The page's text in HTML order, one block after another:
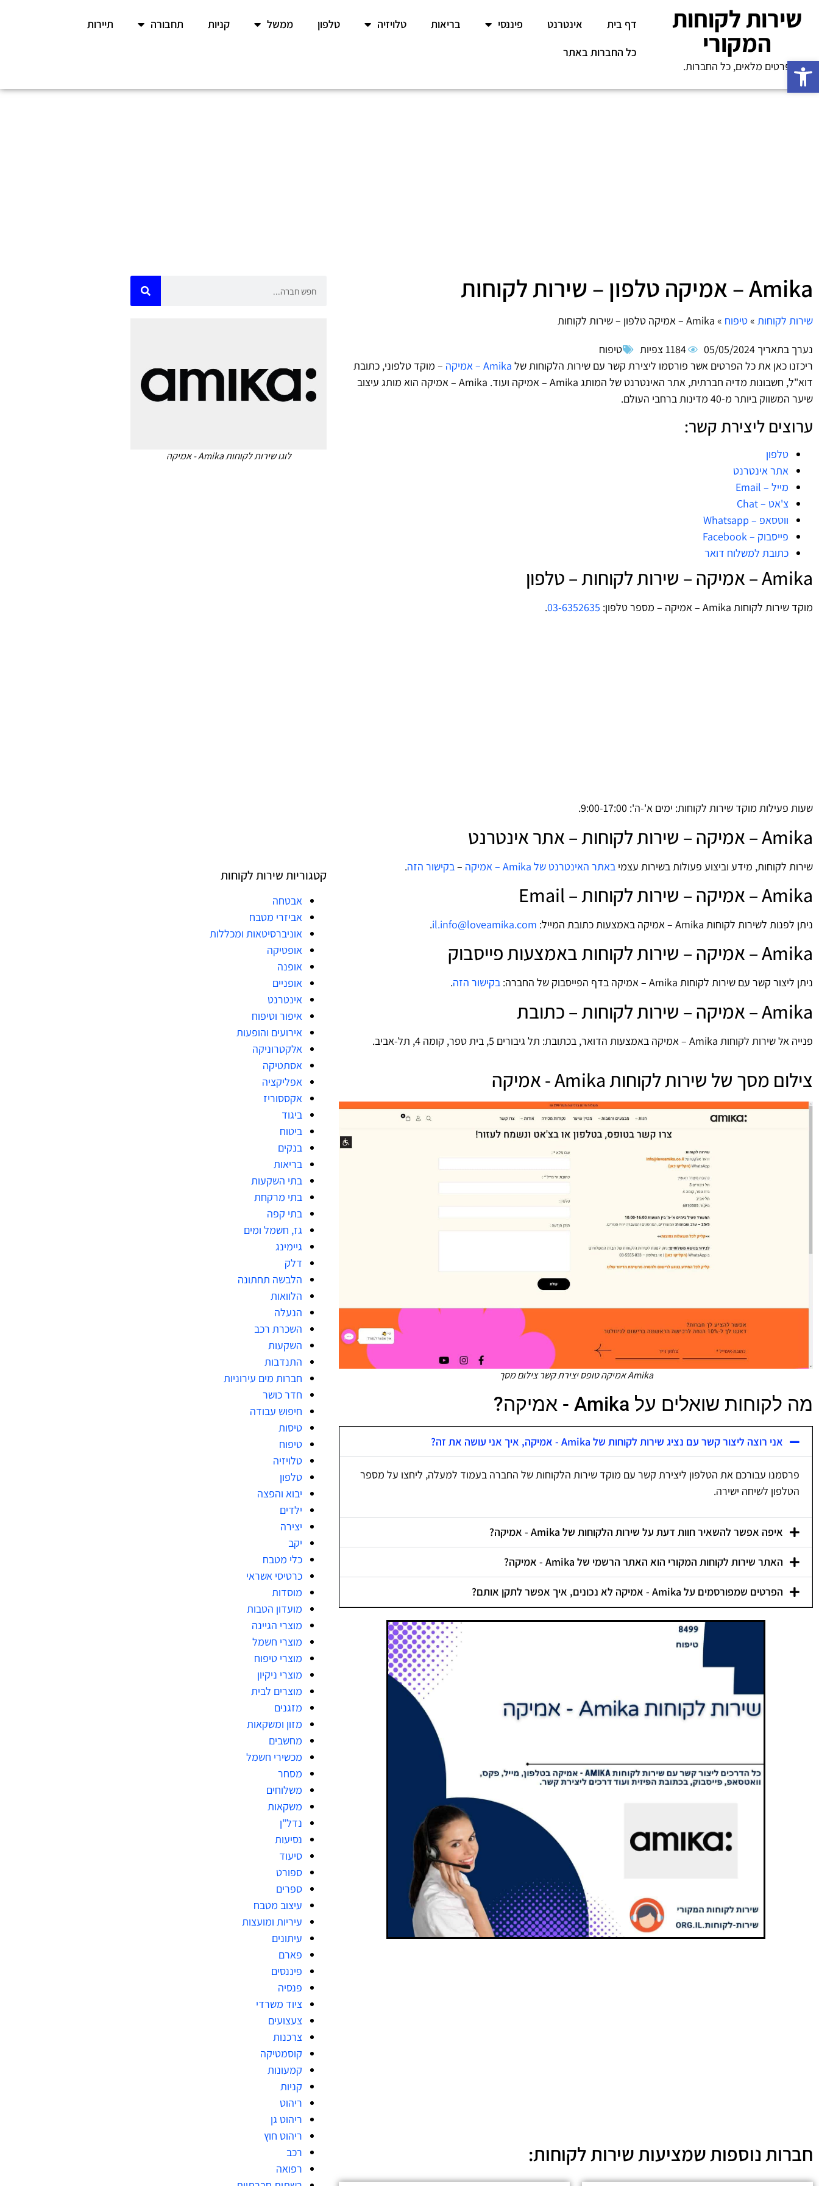
פתח סרגל נגישות
שירות לקוחות
המקורי
פרטים מלאים, כל החברות.
דף בית אינטרנט פיננסי בריאות טלויזיה טלפון ממשל קניות תחבורה
תיירות
כל החברות באתר
Amika – אמיקה טלפון – שירות לקוחות
שירות לקוחות »טיפוח »
נערך בתאריך 05/05/2024 1184 צפיות
טיפוח
ריכזנו כאן את כל הפרטים אשר פורסמו ליצירת קשר עם שירות הלקוחות של Amika – אמיקה
– מוקד טלפוני, כתובת
דוא"ל, חשבונות מדיה חברתית, אתר האינטרנט של המותג Amika – אמיקה ועוד. Amika – אמיקה הוא מותג עיצוב
שיער המשווק ביותר מ-40 מדינות ברחבי העולם.
ערוצים ליצירת קשר:
טלפון
אתר אינטרנט
מייל – Email
צ'אט – Chat
ווטסאפ – Whatsapp
פייסבוק – Facebook
כתובת למשלוח דואר
Amika – אמיקה – שירות לקוחות – טלפון
מוקד שירות לקוחות Amika – אמיקה – מספר טלפון: 03-6352635
.
שעות פעילות מוקד שירות לקוחות: ימים א'-ה': 9:00-17:00.
Amika – אמיקה – שירות לקוחות – אתר אינטרנט
שירות לקוחות, מידע וביצוע פעולות בשירות עצמי באתר האינטרנט של Amika – אמיקה – בקישור הזה.
Amika – אמיקה – שירות לקוחות – Email
ניתן לפנות לשירות לקוחות Amika – אמיקה באמצעות כתובת המייל: il.info@loveamika.com
.
Amika – אמיקה – שירות לקוחות באמצעות פייסבוק
ניתן ליצור קשר עם שירות לקוחות Amika – אמיקה בדף הפייסבוק של החברה: בקישור הזה.
Amika – אמיקה – שירות לקוחות – כתובת
פנייה אל שירות לקוחות Amika – אמיקה באמצעות הדואר, בכתובת: תל גיבורים 5, בית טפר, קומה 4, תל-אביב.
צילום מסך של שירות לקוחות Amika - אמיקה
Amika אמיקה טופס יצירת קשר צילום מסך
מה לקוחות שואלים על Amika - אמיקה?
אני רוצה ליצור קשר עם נציג שירות לקוחות של Amika - אמיקה, איך אני עושה את זה?
פרסמנו עבורכם את הטלפון ליצירת קשר עם מוקד שירות הלקוחות של החברה בעמוד למעלה, ליחצו על מספר
הטלפון לשיחה ישירה.
איפה אפשר להשאיר חוות דעת על שירות הלקוחות של Amika - אמיקה?
האתר שירות לקוחות המקורי הוא האתר הרשמי של Amika - אמיקה?
הפרטים שמפורסמים על Amika - אמיקה לא נכונים, איך אפשר לתקן אותם?
חברות נוספות שמציעות שירות לקוחות:
לוגו שירות לקוחות Amika - אמיקה
קטגוריות שירות לקוחות
אבטחה
אביזרי מטבח
אוניברסיטאות ומכללות
אופטיקה
אופנה
אופניים
אינטרנט
איפור וטיפוח
אירועים והופעות
אלקטרוניקה
אסתטיקה
אפליקציה
אקססוריז
ביגוד
ביטוח
בנקים
בריאות
בתי השקעות
בתי מרקחת
בתי קפה
גז, חשמל ומים
גיימינג
דלק
הלבשה תחתונה
הלוואות
הנעלה
השכרת רכב
השקעות
התנדבות
חברות מים עירוניות
חדר כושר
חיפוש עבודה
טיסות
טיפוח
טלויזיה
טלפון
יבוא והפצה
ילדים
יצירה
יקב
כלי מטבח
כרטיסי אשראי
מוסדות
מועדון הטבות
מוצרי הגיינה
מוצרי חשמל
מוצרי טיפוח
מוצרי ניקיון
מוצרים לבית
מזגנים
מזון ומשקאות
מחשבים
מכשירי חשמל
מסחר
משלוחים
משקאות
נדל"ן
נסיעות
סיעוד
ספורט
ספרים
עיצוב מטבח
עיריות ומועצות
עיתונים
פארם
פיננסים
פנסיה
ציוד משרדי
צעצועים
צרכנות
קוסמטיקה
קמעונות
קניות
ריהוט
ריהוט גן
ריהוט חוץ
רכב
רפואה